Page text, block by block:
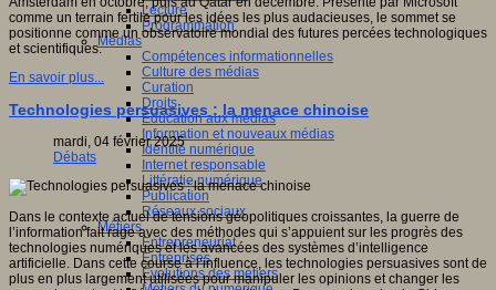
Lecture
Programmation
Médias
Compétences informationnelles
Culture des médias
Curation
Droits
Education aux médias
Information et nouveaux médias
Identité numérique
Internet responsable
Littératie numérique
Publication
Réseaux sociaux
Métiers
Entrepreneuriat
Entreprises
Evolutions des métiers
comme un terrain fertile pour les idées les plus audacieuses, le sommet se
positionne comme un observatoire mondial des futures percées technologiques
et scientifiques.
En savoir plus...
Technologies persuasives : la menace chinoise
mardi, 04 février 2025
Débats
Dans le contexte actuel de tensions géopolitiques croissantes, la guerre de
l’information fait rage avec des méthodes qui s’appuient sur les progrès des
technologies numériques et les avancées des systèmes d’intelligence
artificielle. Dans cette course à l’influence, les technologies persuasives sont de
plus en plus largement utilisées pour manipuler les opinions et changer les